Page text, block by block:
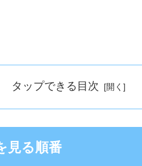
タップできる目次
見る順番